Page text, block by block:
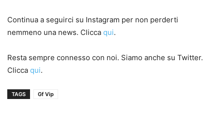
Continua a seguirci su Instagram per non perderti
nemmeno una news. Clicca qui.
Resta sempre connesso con noi. Siamo anche su Twitter.
Clicca qui.
TAGS Gf Vip